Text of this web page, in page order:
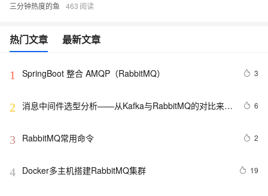
三分钟热度的鱼 463
热门文章 最新文章
1 SpringBoot 整合 AMQP（RabbitMQ） 3
2 消息中间件选型分析——从Kafka与RabbitMQ的对比来看
6
3 RabbitMQ常用命令 2
4 Docker多主机搭建RabbitMQ集群 19